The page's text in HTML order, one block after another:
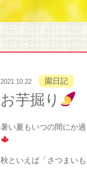
2021.10.22 園日記
お芋掘り
暑い夏もいつの間にか
秋といえば「さつまい